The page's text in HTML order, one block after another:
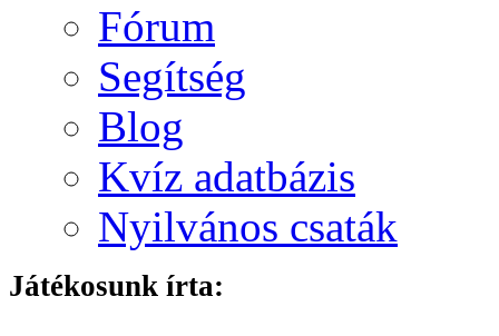
Fórum
Segítség
Blog
Kvíz adatbázis
Nyilvános csaták
Játékosunk írta: